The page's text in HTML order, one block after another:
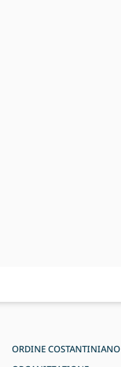
ORDINE COSTANTINIANO